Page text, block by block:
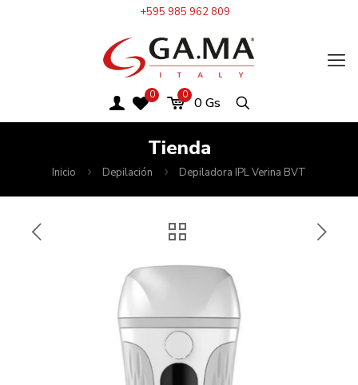
+595 985 962 809
0 0 0Gs
Tienda
Inicio Depilación Depiladora IPL Verina BVT